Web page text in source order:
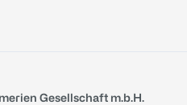
Gesellschaft m.b.H.